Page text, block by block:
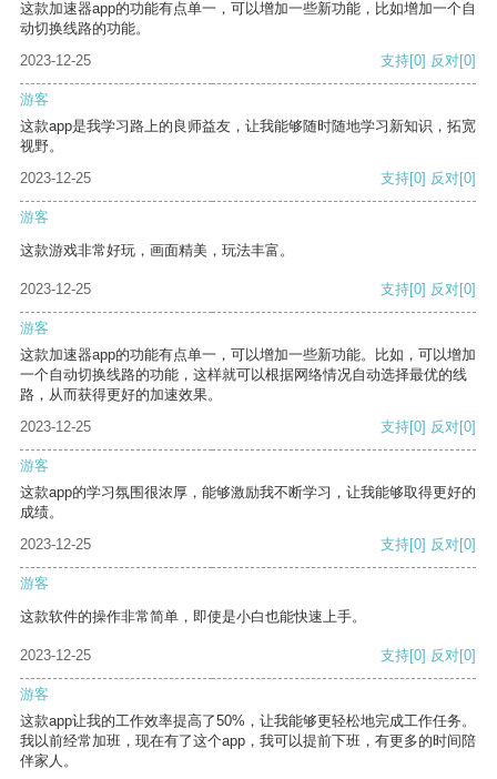
这款加速器app的功能有点单一，可以增加一些新功能，比如增加一个自
动切换线路的功能。
2023-12-25
支持[0] 反对[0]
游客
这款app是我学习路上的良师益友，让我能够随时随地学习新知识，拓宽
视野。
2023-12-25
支持[0] 反对[0]
游客
这款游戏非常好玩，画面精美，玩法丰富。
2023-12-25 支持[0] 反对[0]
游客
这款加速器app的功能有点单一，可以增加一些新功能。比如，可以增加
一个自动切换线路的功能，这样就可以根据网络情况自动选择最优的线
路，从而获得更好的加速效果。
2023-12-25
支持[0] 反对[0]
游客
这款app的学习氛围很浓厚，能够激励我不断学习，让我能够取得更好的
成绩。
2023-12-25
支持[0] 反对[0]
游客
这款软件的操作非常简单，即使是小白也能快速上手。
2023-12-25 支持[0] 反对[0]
游客
这款app让我的工作效率提高了50%，让我能够更轻松地完成工作任务。
我以前经常加班，现在有了这个app，我可以提前下班，有更多的时间陪
伴家人。